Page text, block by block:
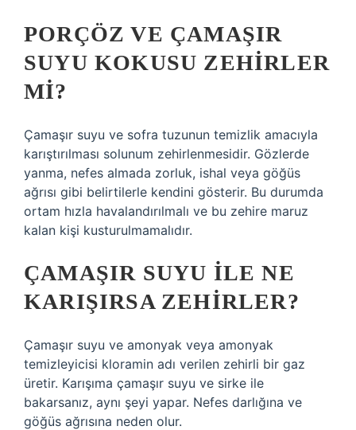
PORÇÖZ VE ÇAMAŞIR
SUYU KOKUSU ZEHIRLER
MI?
Çamaşır suyu ve sofra tuzunun temizlik amacıyla
karıştırılması solunum zehirlenmesidir. Gözlerde
yanma, nefes almada zorluk, ishal veya göğüs
ağrısı gibi belirtilerle kendini gösterir. Bu durumda
ortam hızla havalandırılmalı ve bu zehire maruz
kalan kişi kusturulmamalıdır.
ÇAMAŞIR SUYU ILE NE
KARIŞIRSA ZEHIRLER?
Çamaşır suyu ve amonyak veya amonyak
temizleyicisi kloramin adı verilen zehirli bir gaz
üretir. Karışıma çamaşır suyu ve sirke ile
bakarsanız, aynı şeyi yapar. Nefes darlığına ve
göğüs ağrısına neden olur.